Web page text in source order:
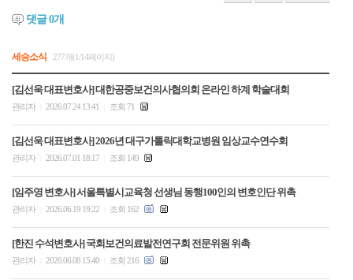
댓글0개
세승소식 277개(1/14페이지)
[김선욱 대표변호사] 대한공중보건의사협의회 온라인 하계 학술대회
관리자 2026.07.24 13:41 조회 71
[김선욱 대표변호사] 2026년 대구가톨릭대학교병원 임상교수연수회
관리자 2026.07.01 18:17 조회 149
[임주영 변호사] 서울특별시교육청 선생님 동행100인의 변호인단 위촉
관리자 2026.06.19 19:22 조회 162
[한진 수석변호사] 국회보건의료발전연구회 전문위원 위촉
관리자 2026.06.08 15:40 조회 216